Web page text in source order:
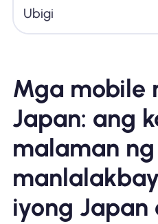
Ubigi
Mga mobile
Japan: ang
malaman
iyong Japan